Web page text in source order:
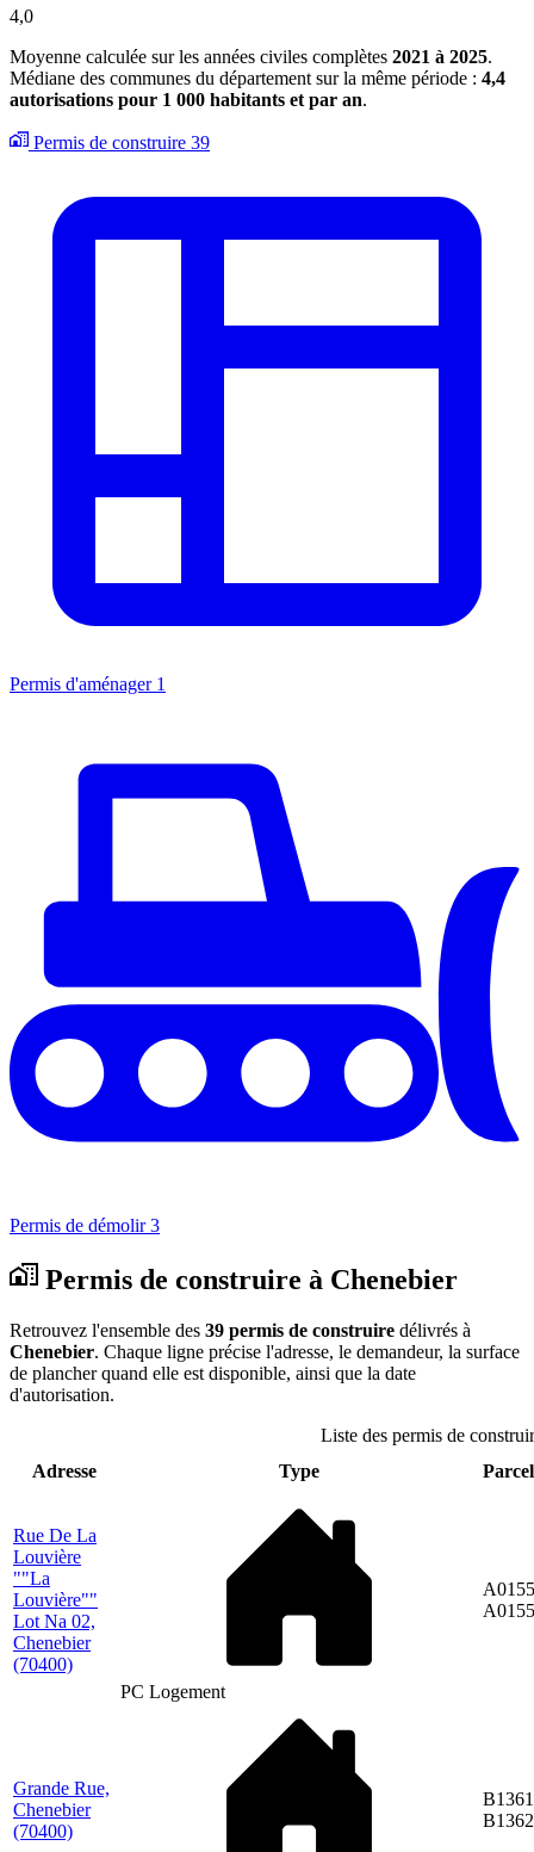
4,0
Moyenne calculée sur les années civiles complètes 2021 à 2025.
Médiane des communes du département sur la même période : 4,4
autorisations pour 1 000 habitants et par an.
Permis de construire 39
Permis d'aménager 1
Permis de démolir 3
Permis de construire à Chenebier
Retrouvez l'ensemble des 39 permis de construire délivrés à
Chenebier. Chaque ligne précise l'adresse, le demandeur, la surface
de plancher quand elle est disponible, ainsi que la date
d'autorisation.
Liste des permis de
Adresse
Type
Rue De La
Louvière
""La
Louvière""
Lot Na 02,
Chenebier
(70400)
PC Logement
Grande Rue,
Chenebier
(70400)
B1362